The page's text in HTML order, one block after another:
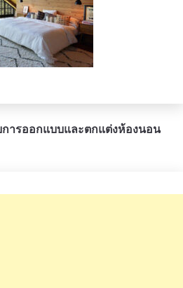
ารออกแบบและตกแต่งห้องนอน